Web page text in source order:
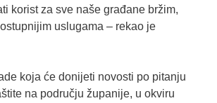
korist za sve naše građane bržim,
uslugama – rekao je
koja će donijeti novosti po pitanju
na području županije, u okviru